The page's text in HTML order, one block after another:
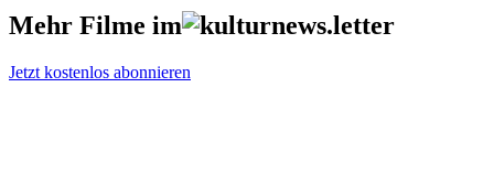
Mehr Filme im
Jetzt kostenlos abonnieren